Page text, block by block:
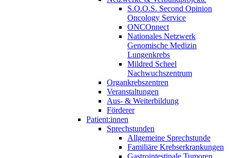
S.O.O.S. Second Opinion
Oncology Service
ONCOnnect
Nationales Netzwerk
Genomische Medizin
Lungenkrebs
Mildred Scheel
Nachwuchszentrum
Organkrebszentren
Veranstaltungen
Aus- & Weiterbildung
Förderer
Patient:innen
Sprechstunden
Allgemeine Sprechstunde
Familiäre Krebserkrankungen
Gastrointestinale Tumoren